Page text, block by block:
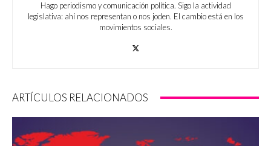
Hago periodismo y comunicación política. Sigo la actividad
legislativa: ahí nos representan o nos joden. El cambio está en los
movimientos sociales.
ARTÍCULOS RELACIONADOS